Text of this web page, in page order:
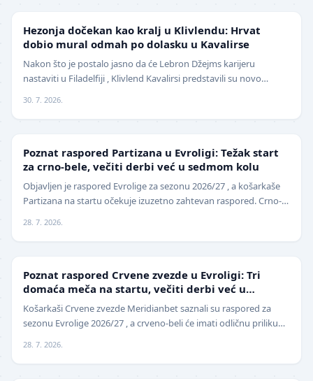
Hezonja dočekan kao kralj u Klivlendu: Hrvat
dobio mural odmah po dolasku u Kavalirse
Nakon što je postalo jasno da će Lebron Džejms karijeru
nastaviti u Filadelfiji , Klivlend Kavalirsi predstavili su novo
30. 7. 2026.
Poznat raspored Partizana u Evroligi: Težak start
za crno-bele, večiti derbi već u sedmom kolu
Objavljen je raspored Evrolige za sezonu 2026/27 , a košarkaše
Partizana na startu očekuje izuzetno zahtevan raspored. Crno-
28. 7. 2026.
Poznat raspored Crvene zvezde u Evroligi: Tri
domaća meča na startu, večiti derbi već u
oktobru
Košarkaši Crvene zvezde Meridianbet saznali su raspored za
sezonu Evrolige 2026/27 , a crveno-beli će imati odličnu priliku
28. 7. 2026.